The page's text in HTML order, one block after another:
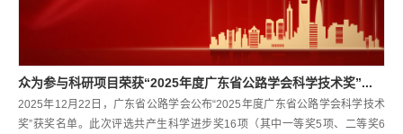
众为参与科研项目荣获“2025年度广东省公路学会科学技术奖”...
2025年12月22日，广东省公路学会公布“2025年度广东省公路学会科学技术
奖”获奖名单。此次评选共产生科学进步奖16项（其中一等奖5项、二等奖6